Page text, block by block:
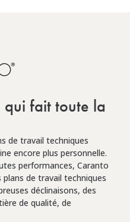
fait toute la
de travail techniques
encore plus personnelle.
performances, Caranto
plans de travail techniques
déclinaisons, des
de qualité, de